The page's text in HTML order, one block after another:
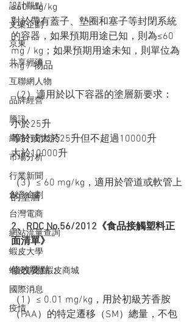
設計觀點
文案企劃
京東
共享經濟
互聯網人物
品牌經營
騰訊
網路行銷技巧
市場分析
行業新聞
創意企劃
台灣電商
網站流量查詢
蝦皮大學
蝦皮購物 蝦皮商城
國際消息
疫情
≤60 mg/kg
對於帶有蓋子、墊圈和塞子等封閉系統
的容器，如果預期用途已知，則為≤60
mg / kg；如果預期用途未知，則單位為
mg / 物品
（2）適用於以下容器的塗層新要求：
小於25升
等於或大於25升但不超過10000升
大於10000升
（3）≤ 60 mg/kg，適用於管道或軟管上
的塗層
2、RDC No.56/2012《食品接觸塑料正
面清單》
修改要點：
（1）≤ 0.01 mg/kg，用於初級芳香胺
（PAA）的特定遷移（SM）總量，不包